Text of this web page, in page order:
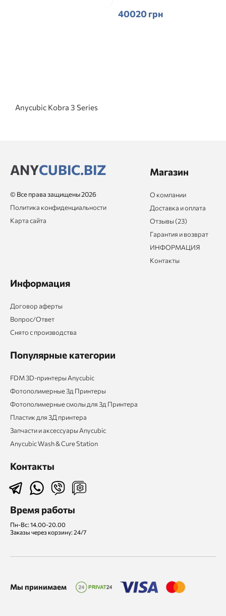
40020 грн
Anycubic Kobra 3 Series
ANYCUBIC.BIZ
© Все права защищены 2026
Политика конфиденциальности
Карта сайта
Магазин
О компании
Доставка и оплата
Отзывы (23)
Гарантия и возврат
ИНФОРМАЦИЯ
Контакты
Информация
Договор аферты
Вопрос/Ответ
Снято с производства
Популярные категории
FDM 3D-принтеры Anycubic
Фотополимерные 3д Принтеры
Фотополимерные смолы для 3д Принтера
Пластик для 3Д принтера
Запчасти и аксессуары Anycubic
Anycubic Wash & Cure Station
Контакты
Время работы
Пн-Вс: 14.00-20.00
Заказы через корзину: 24/7
Мы принимаем